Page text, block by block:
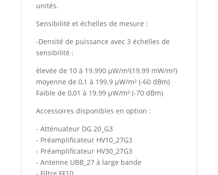
unités.
Sensibilité et échelles de mesure :
-Densité de puissance avec 3 échelles de
sensibilité :
élevée de 10 à 19.990 µW/m²(19.99 mW/m²)
moyenne de 0,1 à 199.9 µW/m² (-60 dBm)
Faible de 0,01 à 19.99 µW/m² (-70 dBm)
Accessoires disponibles en option :
- Atténuateur DG 20_G3
- Préamplificateur HV10_27G3
- Préamplificateur HV30_27G3
- Antenne UBB_27 à large bande